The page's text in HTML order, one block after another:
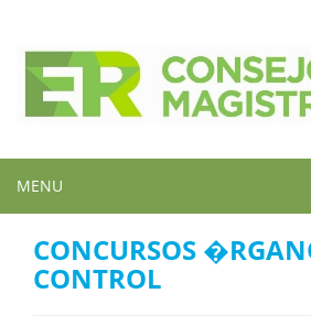
MENU
CONCURSOS
CONTROL